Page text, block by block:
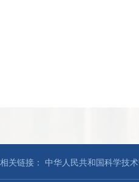
相关链接： 中华人民共和国科学技